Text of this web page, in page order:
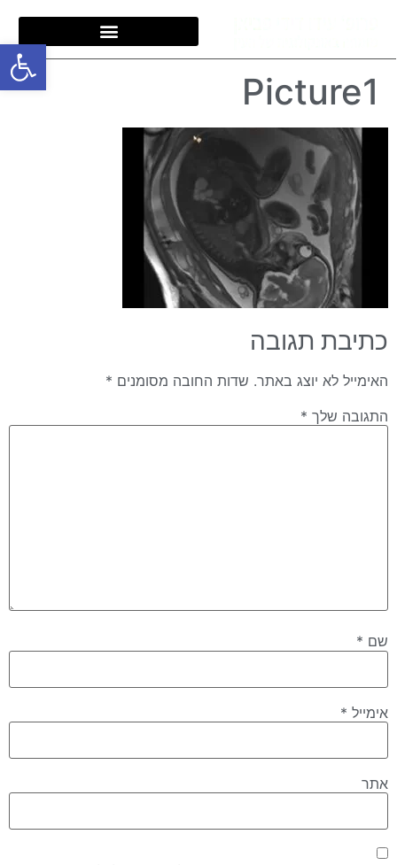
פתח
Picture1
כתיבת תגובה
האימייל לא יוצג באתר. שדות החובה מסומנים *
התגובה שלך *
שם *
אימייל *
אתר